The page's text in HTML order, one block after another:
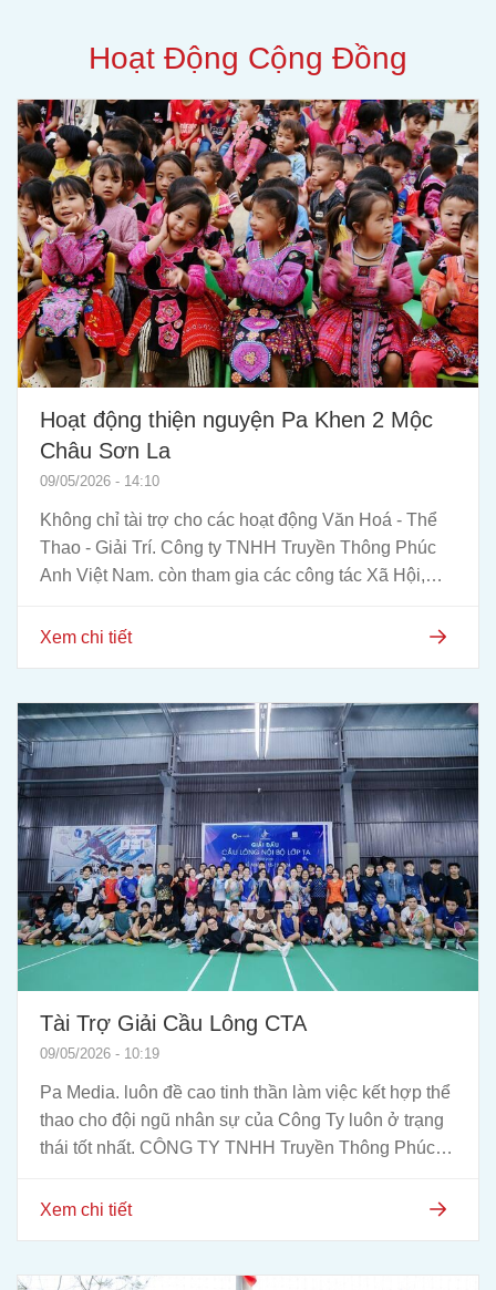
Hoạt Động Cộng Đồng
Hoạt động thiện nguyện Pa Khen 2 Mộc
Châu Sơn La
09/05/2026 - 14:10
Không chỉ tài trợ cho các hoạt động Văn Hoá - Thể
Thao - Giải Trí. Công ty TNHH Truyền Thông Phúc
Anh Việt Nam. còn tham gia các công tác Xã Hội,
Xem chi tiết
Tài Trợ Giải Cầu Lông CTA
09/05/2026 - 10:19
Pa Media. luôn đề cao tinh thần làm việc kết hợp thể
thao cho đội ngũ nhân sự của Công Ty luôn ở trạng
thái tốt nhất. CÔNG TY TNHH Truyền Thông Phúc
Xem chi tiết